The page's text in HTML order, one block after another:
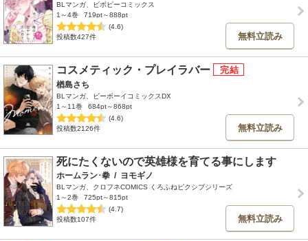
BLマンガ、ビボピーコミックス
1～4巻
719pt～888pt
(4.6)
投稿数427件
無料立読み
コスメティック・プレイラバー
楢島さち
BLマンガ、ビーボーイコミックスDX
1～11巻
684pt～868pt
(4.6)
投稿数2126件
無料立読み
死にたくないので英雄様を育てる事にします
ホームラン･拳 / ヨモギノ
BLマンガ、クロフネCOMICS くろふねピクシブシリーズ
1～2巻
725pt～815pt
(4.7)
投稿数107件
無料立読み